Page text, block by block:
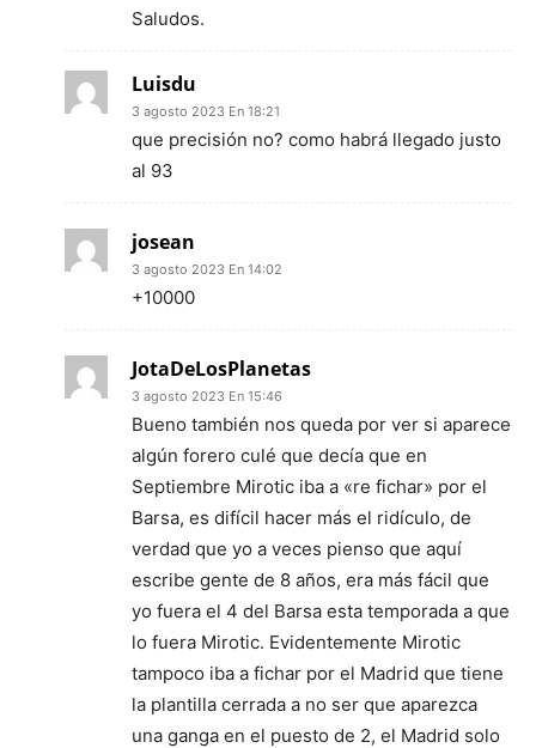
Saludos.
Luisdu
3 agosto 2023 En 18:21
que precisión no? como habrá llegado justo
al 93
josean
3 agosto 2023 En 14:02
+10000
JotaDeLosPlanetas
3 agosto 2023 En 15:46
Bueno también nos queda por ver si aparece
algún forero culé que decía que en
Septiembre Mirotic iba a «re fichar» por el
Barsa, es difícil hacer más el ridículo, de
verdad que yo a veces pienso que aquí
escribe gente de 8 años, era más fácil que
yo fuera el 4 del Barsa esta temporada a que
lo fuera Mirotic. Evidentemente Mirotic
tampoco iba a fichar por el Madrid que tiene
la plantilla cerrada a no ser que aparezca
una ganga en el puesto de 2, el Madrid solo